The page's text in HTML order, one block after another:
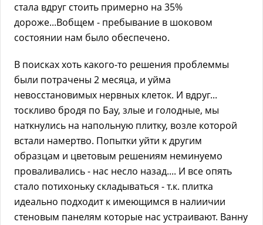
стала вдруг стоить примерно на 35%
дороже...Вобщем - пребывание в шоковом
состоянии нам было обеспечено.
В поисках хоть какого-то решения проблеммы
были потрачены 2 месяца, и уйма
невосстановимых нервных клеток. И вдруг...
тоскливо бродя по Бау, злые и голодные, мы
наткнулись на напольную плитку, возле которой
встали намертво. Попытки уйти к другим
образцам и цветовым решениям неминуемо
проваливались - нас несло назад.... И все опять
стало потихоньку складываться - т.к. плитка
идеально подходит к имеющимся в налиичии
стеновым панелям которые нас устраивают. Ванну